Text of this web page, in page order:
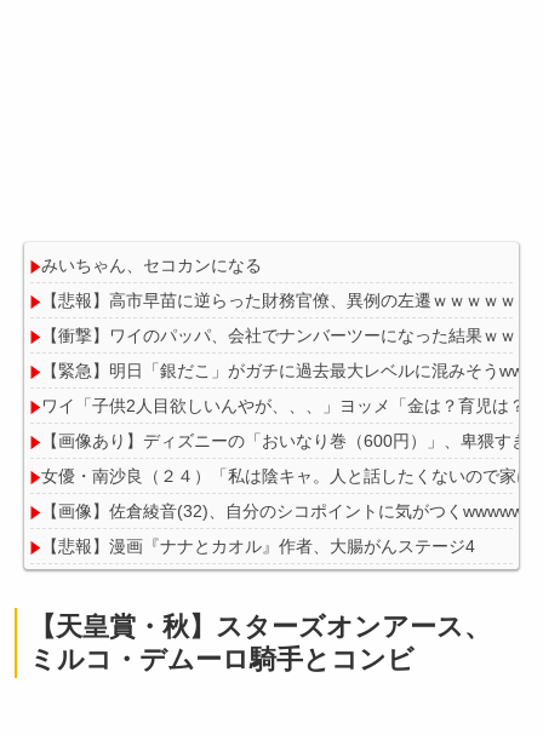
みいちゃん、セコカンになる
【悲報】高市早苗に逆らった財務官僚、異例の左遷ｗｗｗｗｗｗ
【衝撃】ワイのパッパ、会社でナンバーツーになった結果ｗｗｗ
【緊急】明日「銀だこ」がガチに過去最大レベルに混みそう
ワイ「子供2人目欲しいんやが、、、」ヨッメ「金は？育児は？
【画像あり】ディズニーの「おいなり巻（600円）」、卑猥すぎ
女優・南沙良（２４）「私は陰キャ。人と話したくないので家
【画像】佐倉綾音(32)、自分のシコポイントに気がつく
【悲報】漫画『ナナとカオル』作者、大腸がんステージ4
【天皇賞・秋】スターズオンアース、
ミルコ・デムーロ騎手とコンビ